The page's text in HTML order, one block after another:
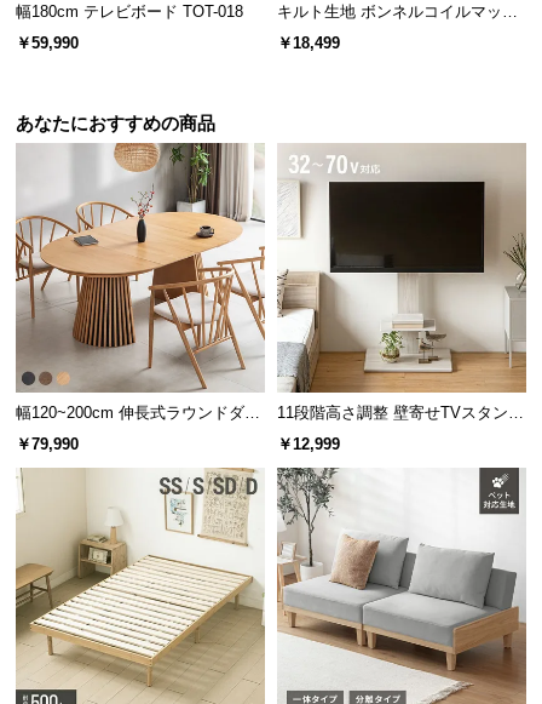
ロ
グ
企
o.,
幅180cm テレビボード TOT-018
￥59,990
キルト生地 ボンネルコイルマット
レス Q
￥18,499
あなたにおすすめの商品
幅120~200cm 伸長式ラウンドダイ
ニングテーブル 6人掛け 天然木突
板 美しい格子デザイン
￥79,990
11段階高さ調整 壁寄せTVスタンド
キャスター付き 上下左右角度調節
￥12,999